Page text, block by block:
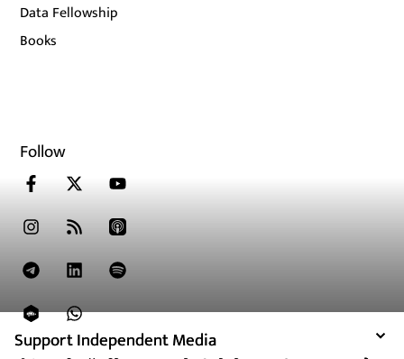
Support Independent Media
Support Independent Media
Data Fellowship
Books
Follow